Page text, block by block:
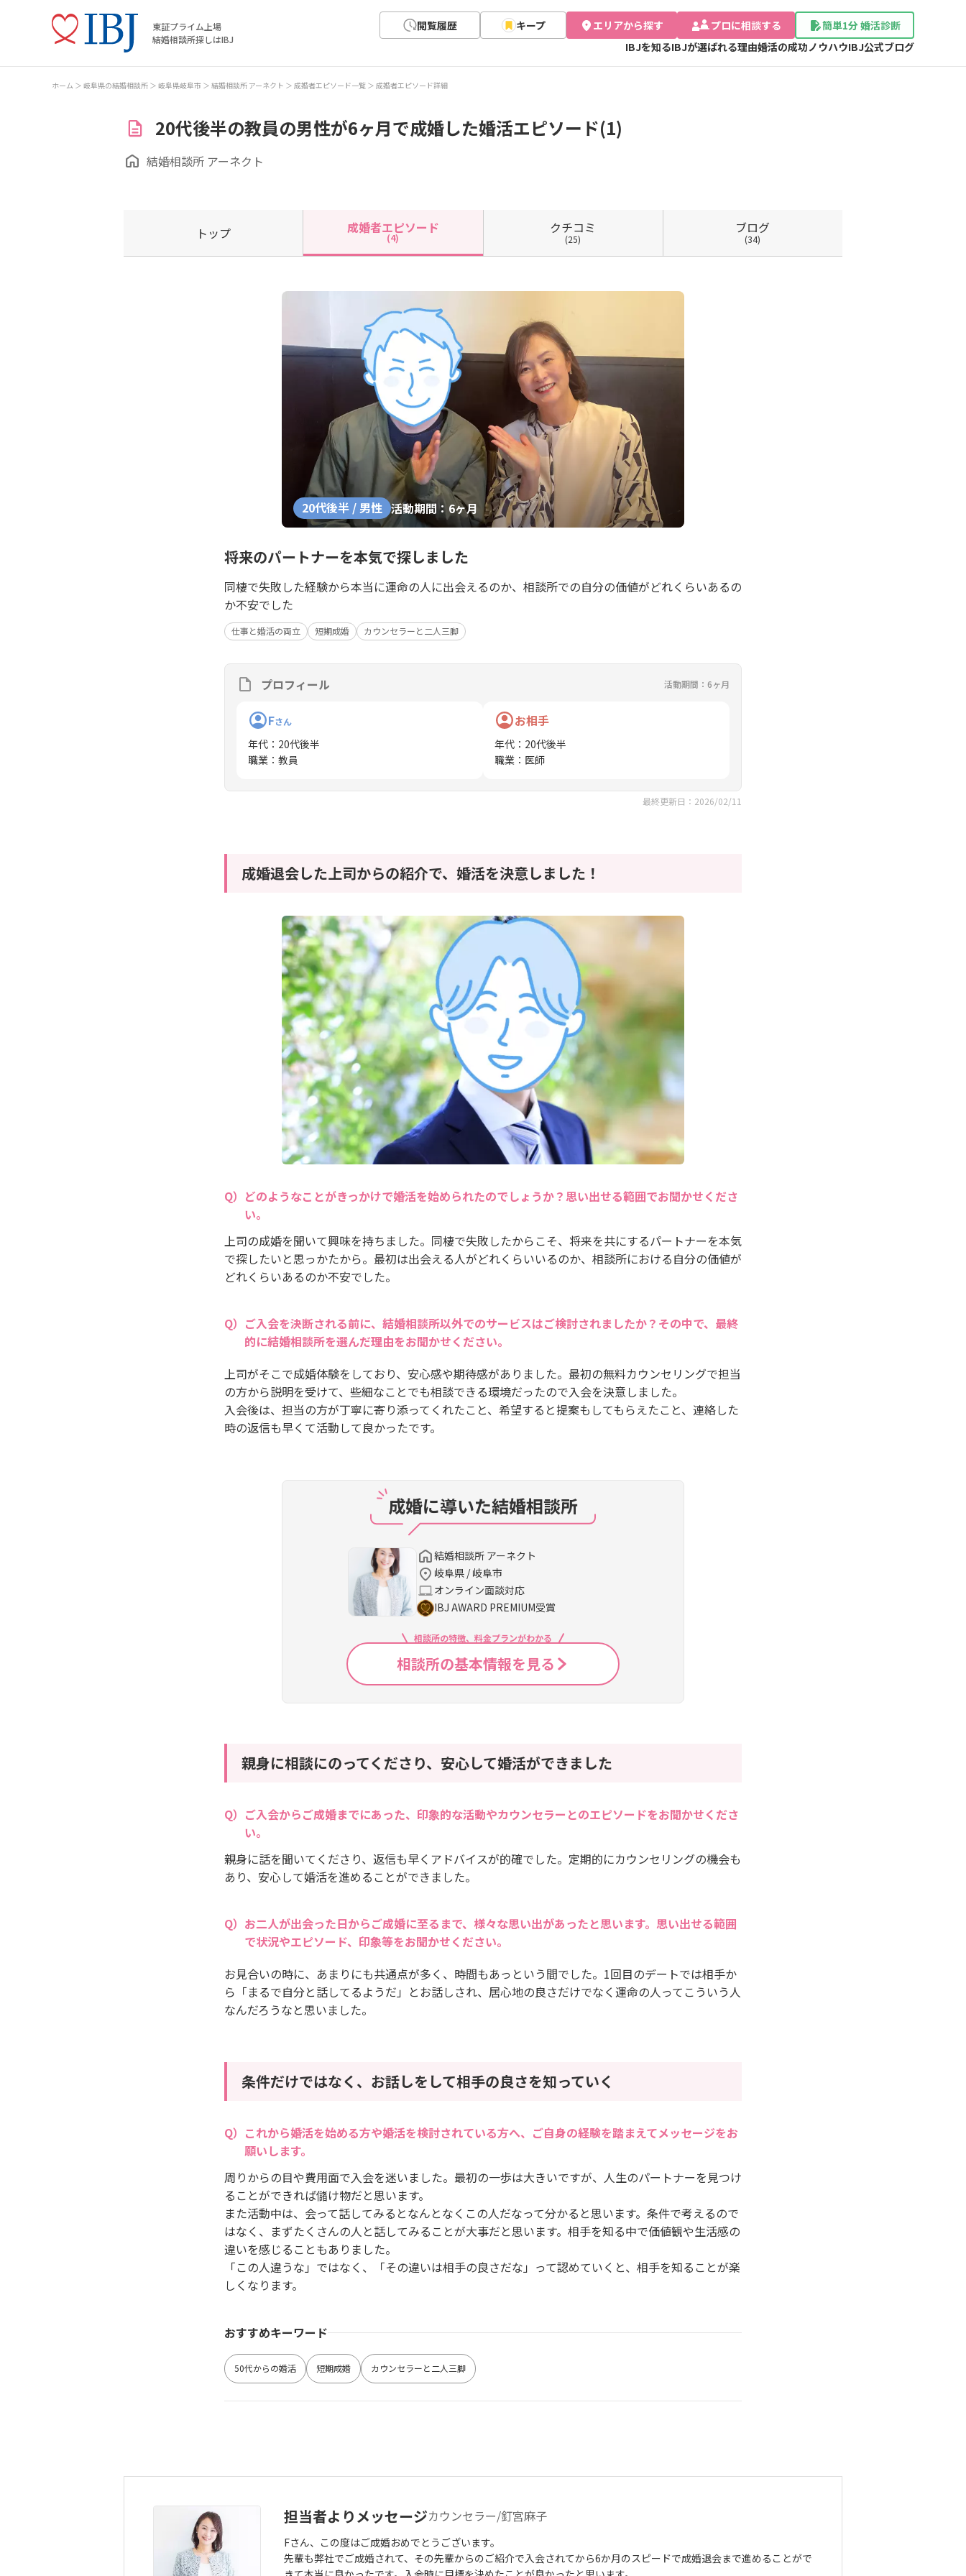
東証プライム上場
結婚相談所探しはIBJ
閲覧履歴 キープ エリアから探す プロに相談する
簡単1分 婚活診断
IBJを知るIBJが選ばれる理由婚活の成功ノウハウIBJ公式ブログ
ホーム 岐阜県の結婚相談所 岐阜県岐阜市 結婚相談所 アーネクト 成婚者エピソード一覧 成婚者エピソード詳細
20代後半の教員の男性が6ヶ月で成婚した婚活エピソード(1)
結婚相談所 アーネクト
トップ 成婚者エピソード
(4)
クチコミ
(25)
ブログ
(34)
20代後半 / 男性 活動期間：6ヶ月
将来のパートナーを本気で探しました
同棲で失敗した経験から本当に運命の人に出会えるのか、相談所での自分の価値がどれくらいあるの
か不安でした
仕事と婚活の両立 短期成婚 カウンセラーと二人三脚
プロフィール 活動期間：6ヶ月
Fさん
年代 ： 20代後半
職業 ： 教員
お相手
年代 ： 20代後半
職業 ： 医師
最終更新日：2026/02/11
成婚退会した上司からの紹介で、婚活を決意しました！
どのようなことがきっかけで婚活を始められたのでしょうか？思い出せる範囲でお聞かせくださ
い。
上司の成婚を聞いて興味を持ちました。同棲で失敗したからこそ、将来を共にするパートナーを本気
で探したいと思っかたから。最初は出会える人がどれくらいいるのか、相談所における自分の価値が
どれくらいあるのか不安でした。
ご入会を決断される前に、結婚相談所以外でのサービスはご検討されましたか？その中で、最終
的に結婚相談所を選んだ理由をお聞かせください。
上司がそこで成婚体験をしており、安心感や期待感がありました。最初の無料カウンセリングで担当
の方から説明を受けて、些細なことでも相談できる環境だったので入会を決意しました。
入会後は、担当の方が丁寧に寄り添ってくれたこと、希望すると提案もしてもらえたこと、連絡した
時の返信も早くて活動して良かったです。
成婚に導いた結婚相談所
結婚相談所 アーネクト
岐阜県 / 岐阜市
オンライン面談対応
IBJ AWARD PREMIUM受賞
相談所の特徴、料金プランがわかる
相談所の基本情報を見る
親身に相談にのってくださり、安心して婚活ができました
ご入会からご成婚までにあった、印象的な活動やカウンセラーとのエピソードをお聞かせくださ
い。
親身に話を聞いてくださり、返信も早くアドバイスが的確でした。定期的にカウンセリングの機会も
あり、安心して婚活を進めることができました。
お二人が出会った日からご成婚に至るまで、様々な思い出があったと思います。思い出せる範囲
で状況やエピソード、印象等をお聞かせください。
お見合いの時に、あまりにも共通点が多く、時間もあっという間でした。1回目のデートでは相手か
ら「まるで自分と話してるようだ」とお話しされ、居心地の良さだけでなく運命の人ってこういう人
なんだろうなと思いました。
条件だけではなく、お話しをして相手の良さを知っていく
これから婚活を始める方や婚活を検討されている方へ、ご自身の経験を踏まえてメッセージをお
願いします。
周りからの目や費用面で入会を迷いました。最初の一歩は大きいですが、人生のパートナーを見つけ
ることができれば儲け物だと思います。
また活動中は、会って話してみるとなんとなくこの人だなって分かると思います。条件で考えるので
はなく、まずたくさんの人と話してみることが大事だと思います。相手を知る中で価値観や生活感の
違いを感じることもありました。
「この人違うな」ではなく、「その違いは相手の良さだな」って認めていくと、相手を知ることが楽
しくなります。
おすすめキーワード
50代からの婚活 短期成婚 カウンセラーと二人三脚
担当者よりメッセージカウンセラー/釘宮麻子
Fさん、この度はご成婚おめでとうございます。
先輩も弊社でご成婚されて、その先輩からのご紹介で入会されてから6か月のスピードで成婚退会まで進めることがで